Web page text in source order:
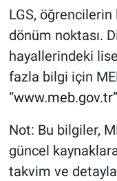
LGS,
dönüm noktası.
hayallerindeki
fazla bilgi için
“
Not: Bu bilgiler,
güncel
takvim ve